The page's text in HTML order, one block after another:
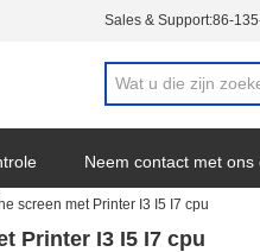
Sales & Support:86-
Neem contact met ons
screen met Printer I3 I5 I7 cpu
Printer I3 I5 I7 cpu